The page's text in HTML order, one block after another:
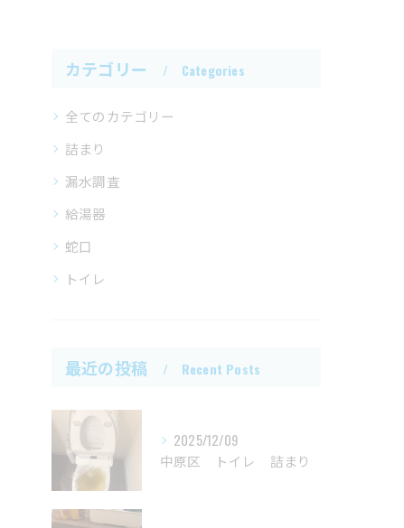
カテゴリー Categories
全てのカテゴリー
詰まり
漏水調査
給湯器
蛇口
トイレ
最近の投稿 Recent Posts
2025/12/09
中原区 トイレ 詰まり